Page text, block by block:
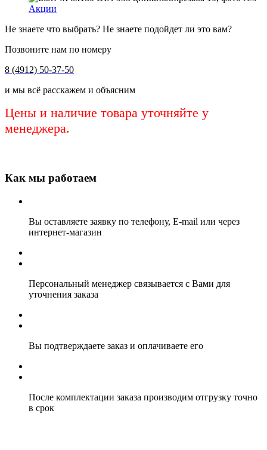
Акции
Не знаете что выбрать? Не знаете подойдет ли это вам?
Позвоните нам по номеру
8 (4912) 50-37-50
и мы всё расскажем и объясним
Цены и наличие товара уточняйте у
менеджера.
Как мы работаем
Вы оставляете заявку по телефону, E-mail или через
интернет-магазин
Персональный менеджер связывается с Вами для
уточнения заказа
Вы подтверждаете заказ и оплачиваете его
После комплектации заказа производим отгрузку точно
в срок